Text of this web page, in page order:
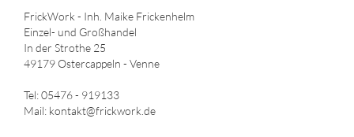
FrickWork - Inh. Maike Frickenhelm
Einzel- und Großhandel
In der Strothe 25
49179 Ostercappeln - Venne
Tel: 05476 - 919133
Mail: kontakt@frickwork.de